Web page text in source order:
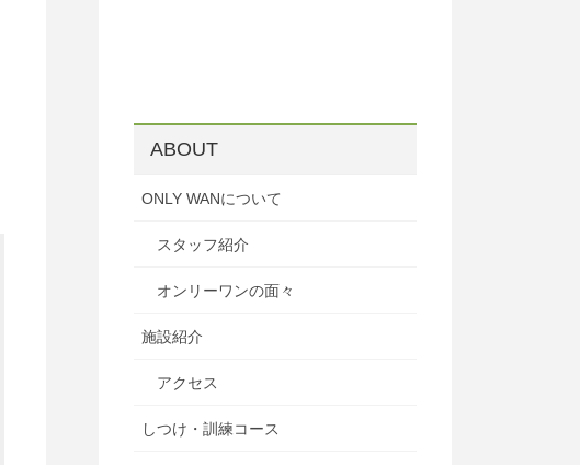
ABOUT
ONLY WANについて
スタッフ紹介
オンリーワンの面々
施設紹介
アクセス
しつけ・訓練コース